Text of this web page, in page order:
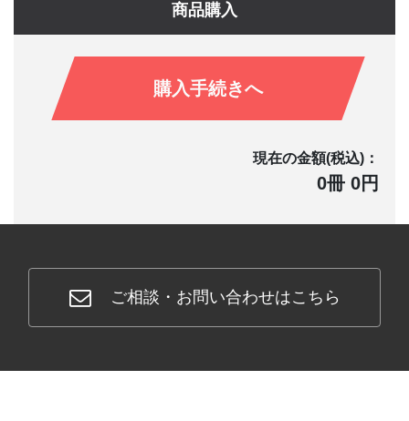
商品購入
購入手続きへ
現在の金額(税込)：
0冊 0円
ご相談・お問い合わせはこちら